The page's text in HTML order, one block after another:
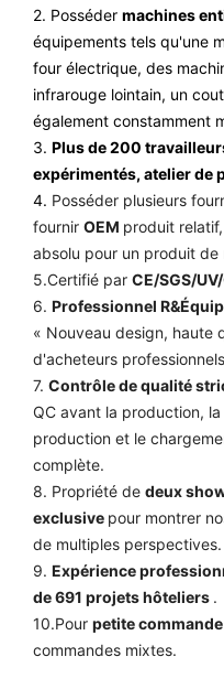
2. Posséder machines
équipements tels qu'une
four électrique, des
infrarouge lointain, un
également constamment
3. Plus de 200
expérimentés, atelier de
4. Posséder plusieurs
fournir OEM produit
absolu pour un produit de
5.Certifié par CE/SGS/
6. Professionnel
« Nouveau design, haute
d'acheteurs
7. Contrôle de qualité
QC avant la production,
production et le
complète.
8. Propriété de deux
exclusive pour montrer
de multiples perspectives.
9. Expérience
de 691 projets hôteliers .
10.Pour petite commande
commandes mixtes.